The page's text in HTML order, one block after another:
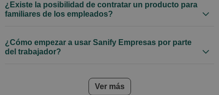
¿Existe la posibilidad de contratar un producto para
familiares de los empleados?
¿Cómo empezar a usar Sanify Empresas por parte
del trabajador?
Ver más
frequently asked questions